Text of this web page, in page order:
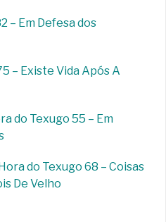
– Em Defesa dos
– Existe Vida Após A
do Texugo 55 – Em
do Texugo 68 – Coisas
De Velho